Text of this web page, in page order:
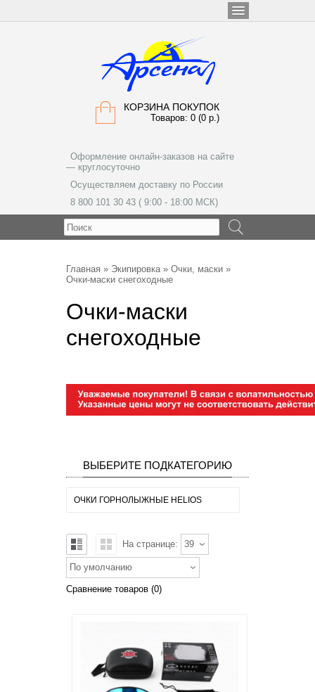
КОРЗИНА ПОКУПОК
Товаров: 0 (0 р.)
Оформление онлайн-заказов на сайте
— круглосуточно
Осуществляем доставку по России
8 800 101 30 43 ( 9:00 - 18:00 МСК)
Главная » Экипировка» Очки, маски »
Очки-маски снегоходные
Очки-маски
снегоходные
ВЫБЕРИТЕ ПОДКАТЕГОРИЮ
ОЧКИ ГОРНОЛЫЖНЫЕ HELIOS
На странице: 39
По умолчанию
Сравнение товаров (0)